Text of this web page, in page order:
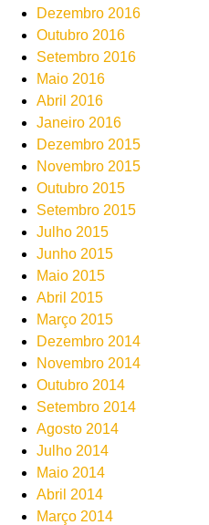
Dezembro 2016
Outubro 2016
Setembro 2016
Maio 2016
Abril 2016
Janeiro 2016
Dezembro 2015
Novembro 2015
Outubro 2015
Setembro 2015
Julho 2015
Junho 2015
Maio 2015
Abril 2015
Março 2015
Dezembro 2014
Novembro 2014
Outubro 2014
Setembro 2014
Agosto 2014
Julho 2014
Maio 2014
Abril 2014
Março 2014